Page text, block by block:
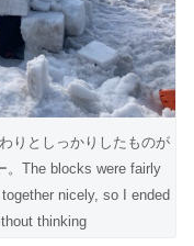
りとしっかりしたものが
。The blocks were fairly
nicely, so I ended
thinking